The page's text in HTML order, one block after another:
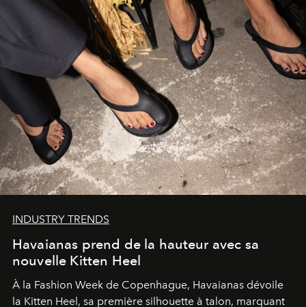
INDUSTRY TRENDS
Havaianas prend de la hauteur avec sa
nouvelle Kitten Heel
À la Fashion Week de Copenhague, Havaianas dévoile
la Kitten Heel, sa première silhouette à talon, marquant